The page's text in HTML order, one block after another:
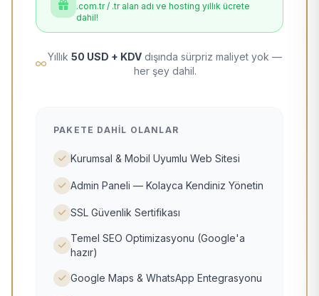
.com.tr / .tr alan adı ve hosting yıllık ücrete
dahil!
Yıllık 50 USD + KDV dışında sürpriz maliyet yok —
her şey dahil.
PAKETE DAHIL OLANLAR
Kurumsal & Mobil Uyumlu Web Sitesi
Admin Paneli — Kolayca Kendiniz Yönetin
SSL Güvenlik Sertifikası
Temel SEO Optimizasyonu (Google'a
hazır)
Google Maps & WhatsApp Entegrasyonu